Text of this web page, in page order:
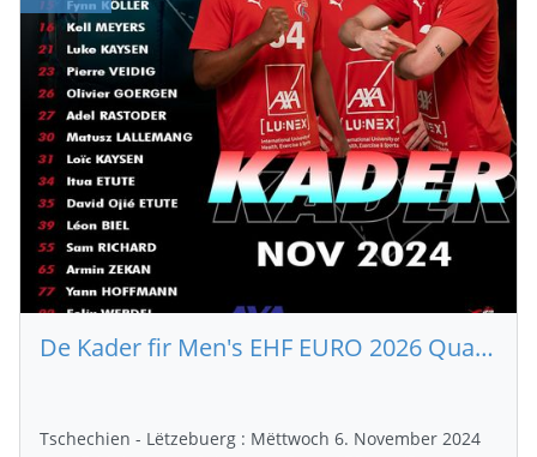
De Kader fir Men's EHF EURO 2026 Qualifiers Phase 2
Tschechien - Lëtzebuerg : Mëttwoch 6. November 2024